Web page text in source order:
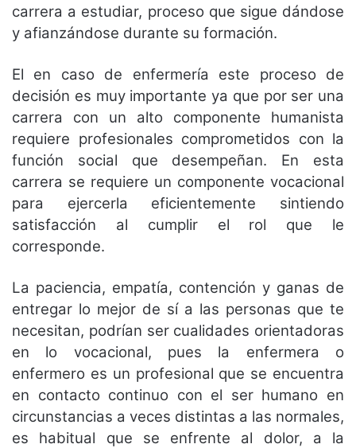
carrera a estudiar, proceso que sigue dándose
y afianzándose durante su formación.
El en caso de enfermería este proceso de
decisión es muy importante ya que por ser una
carrera con un alto componente humanista
requiere profesionales comprometidos con la
función social que desempeñan. En esta
carrera se requiere un componente vocacional
para ejercerla eficientemente sintiendo
satisfacción al cumplir el rol que le
corresponde.
La paciencia, empatía, contención y ganas de
entregar lo mejor de sí a las personas que te
necesitan, podrían ser cualidades orientadoras
en lo vocacional, pues la enfermera o
enfermero es un profesional que se encuentra
en contacto continuo con el ser humano en
circunstancias a veces distintas a las normales,
es habitual que se enfrente al dolor, a la